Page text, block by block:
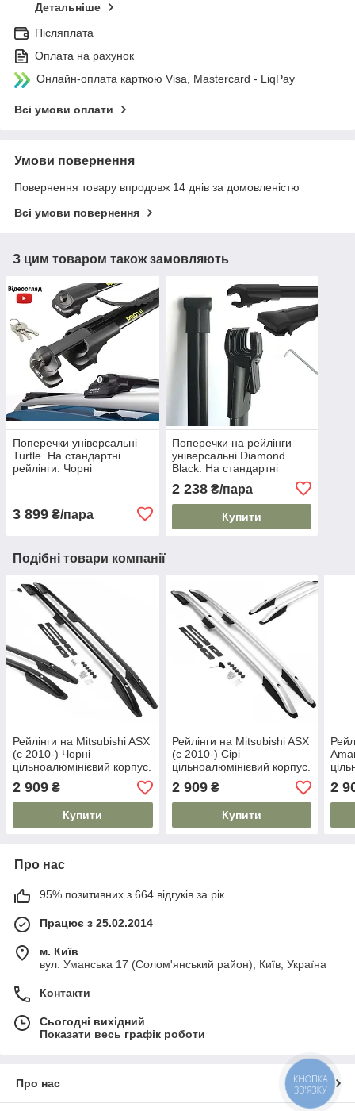
Детальніше
Післяплата
Оплата на рахунок
Онлайн-оплата карткою Visa, Mastercard - LiqPay
Всі умови оплати
Умови повернення
Повернення товару впродовж 14 днів за домовленістю
Всі умови повернення
З цим товаром також замовляють
Поперечки універсальні
Turtle. На стандартні
рейлінги. Чорні
3 899 ₴/пара
Поперечки на рейлінги
універсальні Diamond
Black. На стандартні
2 238₴/пара
Купити
Подібні товари компанії
Рейлінги на Mitsubishi ASX
(c 2010-) Чорні
цільноалюмінієвий корпус.
На 80 кг. Дуги на дах.
Модель Skyport/
2 909 ₴
Купити
Рейлінги на Mitsubishi ASX
(c 2010-) Сірі
цільноалюмінієвий корпус.
На 80 кг. Дуги на дах.
Модель Skyport/
2 909₴
Купити
На
2
Про нас
95% позитивних з 664 відгуків за рік
Працює з 25.02.2014
м. Київ
вул. Уманська 17 (Солом'янський район), Київ, Україна
Контакти
Сьогодні вихідний
Показати весь графік роботи
Про нас
КНОПКА
ЗВ'ЯЗКУ